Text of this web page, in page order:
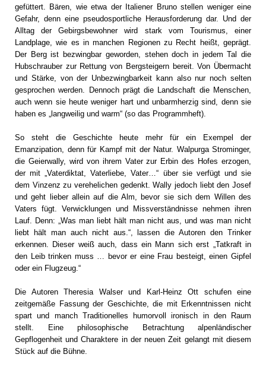
gefüttert. Bären, wie etwa der Italiener Bruno stellen weniger eine
Gefahr, denn eine pseudosportliche Herausforderung dar. Und der
Alltag der Gebirgsbewohner wird stark vom Tourismus, einer
Landplage, wie es in manchen Regionen zu Recht heißt, geprägt.
Der Berg ist bezwingbar geworden, stehen doch in jedem Tal die
Hubschrauber zur Rettung von Bergsteigern bereit. Von Übermacht
und Stärke, von der Unbezwingbarkeit kann also nur noch selten
gesprochen werden. Dennoch prägt die Landschaft die Menschen,
auch wenn sie heute weniger hart und unbarmherzig sind, denn sie
haben es „langweilig und warm“ (so das Programmheft).
So steht die Geschichte heute mehr für ein Exempel der
Emanzipation, denn für Kampf mit der Natur. Walpurga Strominger,
die Geierwally, wird von ihrem Vater zur Erbin des Hofes erzogen,
der mit „Vaterdiktat, Vaterliebe, Vater…“ über sie verfügt und sie
dem Vinzenz zu verehelichen gedenkt. Wally jedoch liebt den Josef
und geht lieber allein auf die Alm, bevor sie sich dem Willen des
Vaters fügt. Verwicklungen und Missverständnisse nehmen ihren
Lauf. Denn: „Was man liebt hält man nicht aus, und was man nicht
liebt hält man auch nicht aus.“, lassen die Autoren den Trinker
erkennen. Dieser weiß auch, dass ein Mann sich erst „Tatkraft in
den Leib trinken muss … bevor er eine Frau besteigt, einen Gipfel
oder ein Flugzeug.“
Die Autoren Theresia Walser und Karl-Heinz Ott schufen eine
zeitgemäße Fassung der Geschichte, die mit Erkenntnissen nicht
spart und manch Traditionelles humorvoll ironisch in den Raum
stellt. Eine philosophische Betrachtung alpenländischer
Gepflogenheit und Charaktere in der neuen Zeit gelangt mit diesem
Stück auf die Bühne.